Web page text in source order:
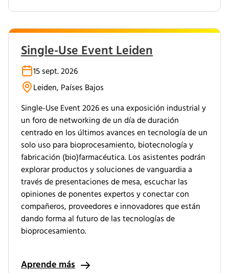
Single-Use Event Leiden
15 sept. 2026
Leiden, Países Bajos
Single-Use Event 2026 es una exposición industrial y
un foro de networking de un día de duración
centrado en los últimos avances en tecnología de un
solo uso para bioprocesamiento, biotecnología y
fabricación (bio)farmacéutica. Los asistentes podrán
explorar productos y soluciones de vanguardia a
través de presentaciones de mesa, escuchar las
opiniones de ponentes expertos y conectar con
compañeros, proveedores e innovadores que están
dando forma al futuro de las tecnologías de
bioprocesamiento.
Aprende más